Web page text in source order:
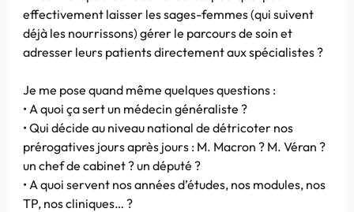
effectivement laisser les sages-femmes (qui suivent
déjà les nourrissons) gérer le parcours de soin et
adresser leurs patients directement aux spécialistes ?
Je me pose quand même quelques questions :
• A quoi ça sert un médecin généraliste ?
• Qui décide au niveau national de détricoter nos
prérogatives jours après jours : M. Macron ? M. Véran ?
un chef de cabinet ? un député ?
• A quoi servent nos années d’études, nos modules, nos
TP, nos cliniques… ?